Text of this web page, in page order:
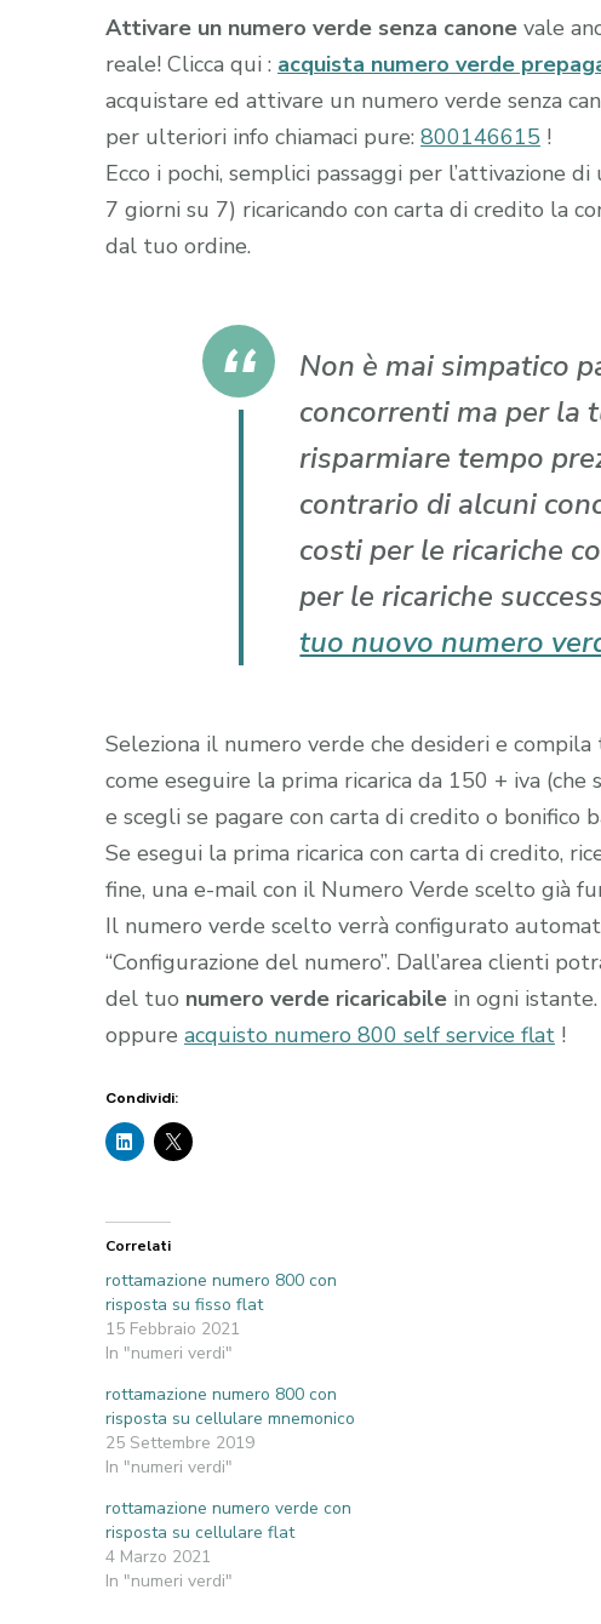
Attivare un numero verde senza canone vale
reale! Clicca qui : acquista numero verde
acquistare ed attivare un numero verde senza
per ulteriori info chiamaci pure: 800146615 !
Ecco i pochi, semplici passaggi per l’attivazione
7 giorni su 7) ricaricando con carta di credito la
dal tuo ordine.
Non è mai simpatico
concorrenti ma per la
risparmiare tempo
contrario di alcuni
costi per le ricariche
per le ricariche
tuo nuovo numero
Seleziona il numero verde che desideri e
come eseguire la prima ricarica da 150 + iva
e scegli se pagare con carta di credito o bonifico
Se esegui la prima ricarica con carta di credito,
fine, una e-mail con il Numero Verde scelto già
Il numero verde scelto verrà configurato
“Configurazione del numero”. Dall’area clienti
del tuo numero verde ricaricabile in ogni istante.
oppure acquisto numero 800 self service flat !
Condividi:
Correlati
rottamazione numero 800 con
risposta su fisso flat
15 Febbraio 2021
In "numeri verdi"
rottamazione numero 800 con
risposta su cellulare mnemonico
25 Settembre 2019
In "numeri verdi"
rottamazione numero verde con
risposta su cellulare flat
4 Marzo 2021
In "numeri verdi"